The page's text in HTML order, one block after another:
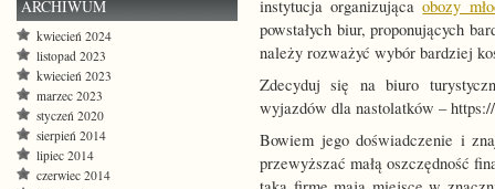
instytucja organizującaobozy
powstałych biur, proponujących
należy rozważyć wybór bardziej
Zdecyduj się na biuro
wyjazdów dla nastolatków –
Bowiem jego doświadczenie i
przewyższać małą oszczędność
ARCHIWUM
kwiecień 2024
listopad 2023
kwiecień 2023
marzec 2023
styczeń 2020
sierpień 2014
lipiec 2014
czerwiec 2014